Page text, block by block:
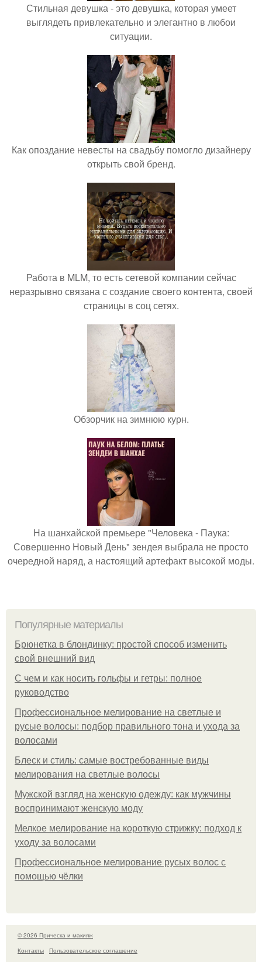
Стильная девушка - это девушка, которая умеет
выглядеть привлекательно и элегантно в любои
ситуации.
Как опоздание невесты на свадьбу помогло дизайнеру
открыть свой бренд.
Работа в MLM, то есть сетевой компании сейчас
неразрывно связана с создание своего контента, своей
страницы в соц сетях.
Обзорчик на зимнюю курн.
На шанхайской премьере "Человека - Паука:
Совершенно Новый День" зендея выбрала не просто
очередной наряд, а настоящий артефакт высокой моды.
Популярные материалы
Брюнетка в блондинку: простой способ изменить
свой внешний вид
С чем и как носить гольфы и гетры: полное
руководство
Профессиональное мелирование на светлые и
русые волосы: подбор правильного тона и ухода за
волосами
Блеск и стиль: самые востребованные виды
мелирования на светлые волосы
Мужской взгляд на женскую одежду: как мужчины
воспринимают женскую моду
Мелкое мелирование на короткую стрижку: подход к
уходу за волосами
Профессиональное мелирование русых волос с
помощью чёлки
© 2026 Прическа и макияж
Контакты
Пользовательское соглашение